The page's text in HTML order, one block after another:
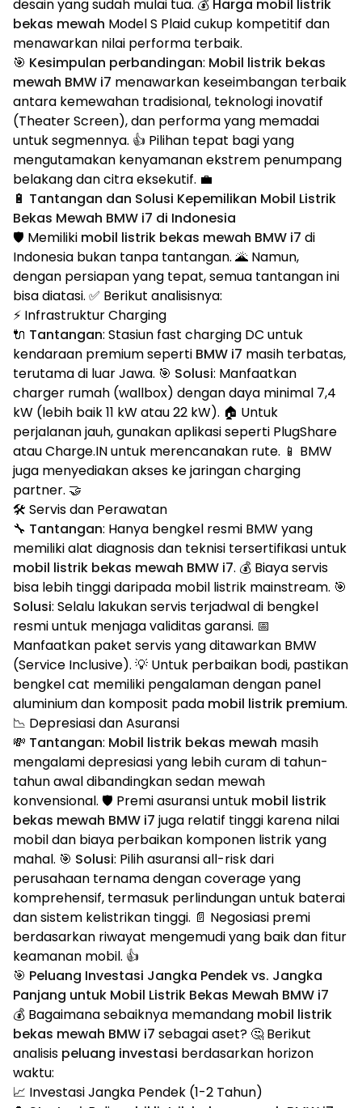
desain yang sudah mulai tua. 💰 Harga mobil listrik
bekas mewah Model S Plaid cukup kompetitif dan
menawarkan nilai performa terbaik.
🎯 Kesimpulan perbandingan: Mobil listrik bekas
mewah BMW i7 menawarkan keseimbangan terbaik
antara kemewahan tradisional, teknologi inovatif
(Theater Screen), dan performa yang memadai
untuk segmennya. 👍 Pilihan tepat bagi yang
mengutamakan kenyamanan ekstrem penumpang
belakang dan citra eksekutif. 💼
🔋 Tantangan dan Solusi Kepemilikan Mobil Listrik
Bekas Mewah BMW i7 di Indonesia
🛡️ Memiliki mobil listrik bekas mewah BMW i7 di
Indonesia bukan tanpa tantangan. 🌋 Namun,
dengan persiapan yang tepat, semua tantangan ini
bisa diatasi. ✅ Berikut analisisnya:
⚡ Infrastruktur Charging
🔌 Tantangan: Stasiun fast charging DC untuk
kendaraan premium seperti BMW i7 masih terbatas,
terutama di luar Jawa. 🎯 Solusi: Manfaatkan
charger rumah (wallbox) dengan daya minimal 7,4
kW (lebih baik 11 kW atau 22 kW). 🏠 Untuk
perjalanan jauh, gunakan aplikasi seperti PlugShare
atau Charge.IN untuk merencanakan rute. 📱 BMW
juga menyediakan akses ke jaringan charging
partner. 🤝
🛠️ Servis dan Perawatan
🔧 Tantangan: Hanya bengkel resmi BMW yang
memiliki alat diagnosis dan teknisi tersertifikasi untuk
mobil listrik bekas mewah BMW i7. 💰 Biaya servis
bisa lebih tinggi daripada mobil listrik mainstream. 🎯
Solusi: Selalu lakukan servis terjadwal di bengkel
resmi untuk menjaga validitas garansi. 📅
Manfaatkan paket servis yang ditawarkan BMW
(Service Inclusive). 💡 Untuk perbaikan bodi, pastikan
bengkel cat memiliki pengalaman dengan panel
aluminium dan komposit pada mobil listrik premium.
📉 Depresiasi dan Asuransi
💸 Tantangan: Mobil listrik bekas mewah masih
mengalami depresiasi yang lebih curam di tahun-
tahun awal dibandingkan sedan mewah
konvensional. 🛡️ Premi asuransi untuk mobil listrik
bekas mewah BMW i7 juga relatif tinggi karena nilai
mobil dan biaya perbaikan komponen listrik yang
mahal. 🎯 Solusi: Pilih asuransi all-risk dari
perusahaan ternama dengan coverage yang
komprehensif, termasuk perlindungan untuk baterai
dan sistem kelistrikan tinggi. 📄 Negosiasi premi
berdasarkan riwayat mengemudi yang baik dan fitur
keamanan mobil. 👍
🎯 Peluang Investasi Jangka Pendek vs. Jangka
Panjang untuk Mobil Listrik Bekas Mewah BMW i7
💰 Bagaimana sebaiknya memandang mobil listrik
bekas mewah BMW i7 sebagai aset? 🤔 Berikut
analisis peluang investasi berdasarkan horizon
waktu:
📈 Investasi Jangka Pendek (1-2 Tahun)